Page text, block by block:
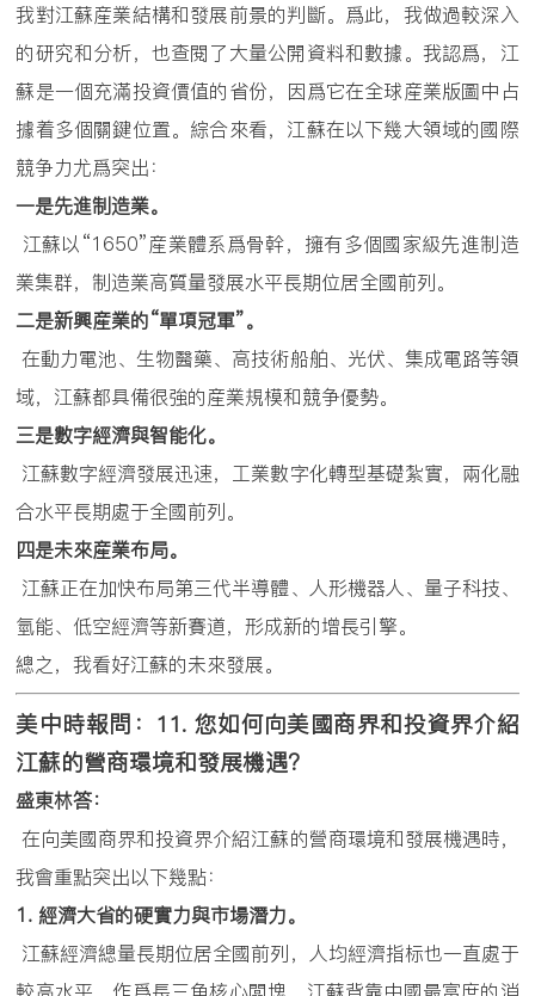
我對江蘇産業結構和發展前景的判斷。爲此，我做過較深入
的研究和分析，也查閱了大量公開資料和數據。我認爲，江
蘇是一個充滿投資價值的省份，因爲它在全球産業版圖中占
據着多個關鍵位置。綜合來看，江蘇在以下幾大領域的國際
競争力尤爲突出：
一是先進制造業。
江蘇以“1650”産業體系爲骨幹，擁有多個國家級先進制造
業集群，制造業高質量發展水平長期位居全國前列。
二是新興産業的“單項冠軍”。
在動力電池、生物醫藥、高技術船舶、光伏、集成電路等領
域，江蘇都具備很強的産業規模和競争優勢。
三是數字經濟與智能化。
江蘇數字經濟發展迅速，工業數字化轉型基礎紮實，兩化融
合水平長期處于全國前列。
四是未來産業布局。
江蘇正在加快布局第三代半導體、人形機器人、量子科技、
氫能、低空經濟等新賽道，形成新的增長引擎。
總之，我看好江蘇的未來發展。
美中時報問： 11. 您如何向美國商界和投資界介紹
江蘇的營商環境和發展機遇？
盛東林答：
在向美國商界和投資界介紹江蘇的營商環境和發展機遇時，
我會重點突出以下幾點：
1. 經濟大省的硬實力與市場潛力。
江蘇經濟總量長期位居全國前列，人均經濟指标也一直處于